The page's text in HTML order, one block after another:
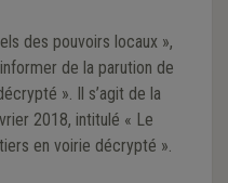
des pouvoirs locaux »,
de la parution de
». Il s’agit de la
2018, intitulé « Le
en voirie décrypté ».